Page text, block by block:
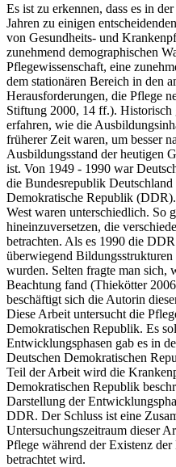
Es ist zu erkennen, dass es in
Jahren zu einigen
von Gesundheits- und
zunehmend demographischen
Pflegewissenschaft, eine
dem stationären Bereich in den
Herausforderungen, die Pflege
Stiftung 2000, 14 ff.). Historisch
erfahren, wie die
früherer Zeit waren, um besser
Ausbildungsstand der heutigen
ist. Von 1949 - 1990 war
die Bundesrepublik
Demokratische Republik
West waren unterschiedlich. So
hineinzuversetzen, die
betrachten. Als es 1990 die
überwiegend
wurden. Selten fragte man sich,
Beachtung fand (Thiekötter
beschäftigt sich die Autorin
Diese Arbeit untersucht die
Demokratischen Republik. Es
Entwicklungsphasen gab es in
Deutschen Demokratischen
Teil der Arbeit wird die
Demokratischen Republik
Darstellung der
DDR. Der Schluss ist eine
Untersuchungszeitraum dieser
Pflege während der Existenz
betrachtet wird.